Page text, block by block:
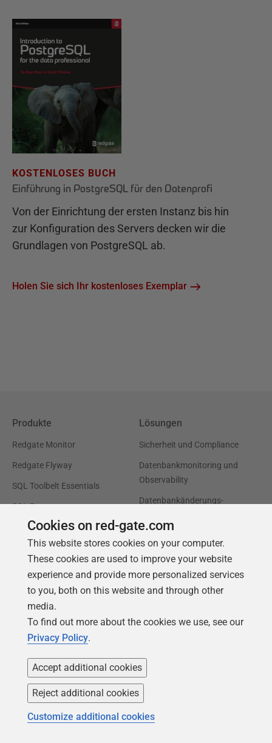
KOSTENLOSES BUCH
Einführung in PostgreSQL für den Datenprofi
Von der Einrichtung der ersten Instanz bis hin
zur Konfiguration des Servers decken wir die
Grundlagen von PostgreSQL ab.
Holen Sie sich Ihr kostenloses Exemplar
Produkte
Redgate Monitor
Redgate Flyway
SQL Toolbelt Essentials
SQL Prompt
SQL Compare
Lösungen
Sicherheit und Compliance
Datenbankmonitoring und
Observability
Datenbankänderungs-
Automatisierung
Cloud-Migration und
Workload-Optimierung
Effizienz und
KI-bereite Daten
Support
Foren Karriere
Cookies on red-gate.com
This website stores cookies on your computer.
These cookies are used to improve your website
experience and provide more personalized services
to you, both on this website and through other
media.
To find out more about the cookies we use, see our
Privacy Policy.
Accept additional cookies
Reject additional cookies
Customize additional cookies